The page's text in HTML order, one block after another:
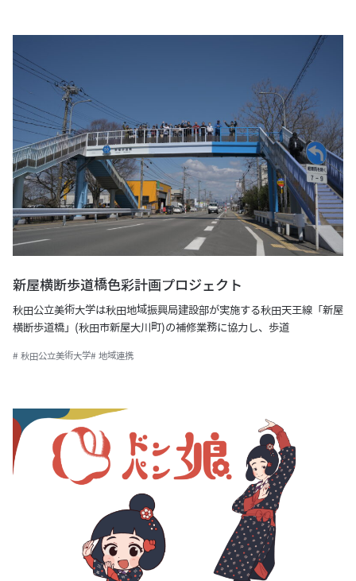
新屋横断歩道橋色彩計画プロジェクト
秋⽥公⽴美術⼤学は秋田地域振興局建設部が実施する秋田天王線「新屋
横断歩道橋」(秋田市新屋大川町)の補修業務に協力し、歩道
# 秋田公立美術大学# 地域連携